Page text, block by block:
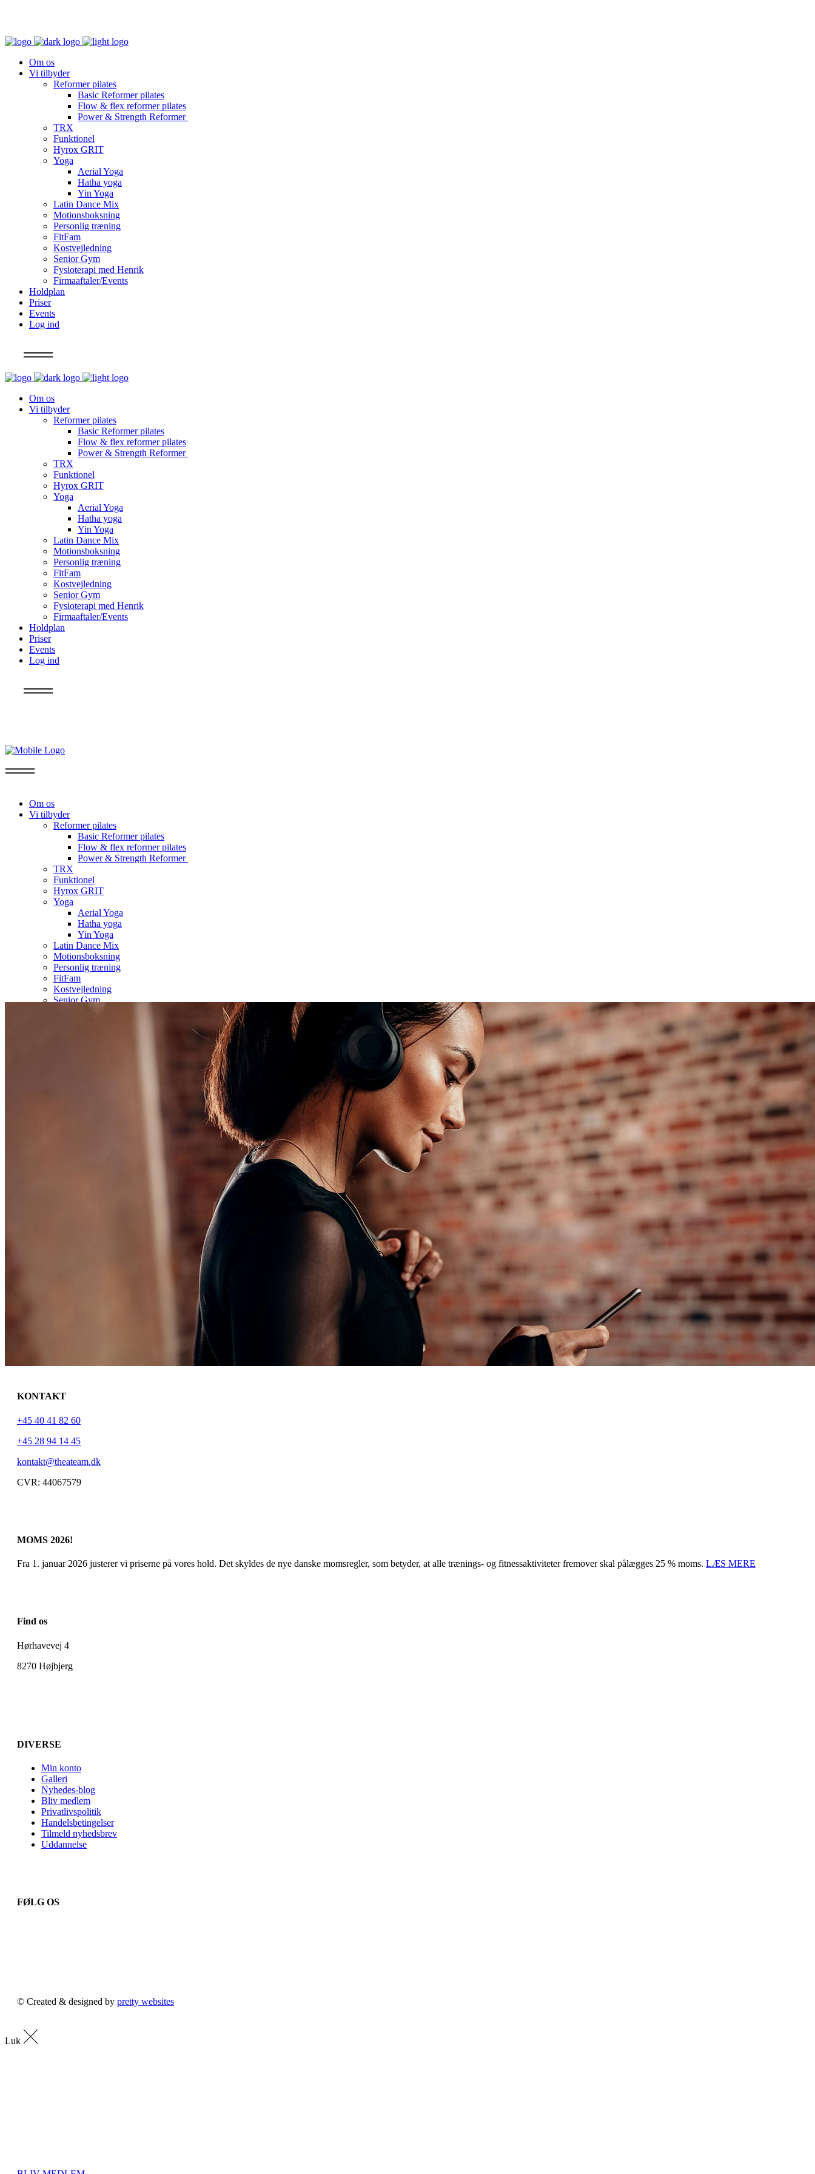
Om os
Vi tilbyder
Reformer pilates
Basic Reformer pilates
Flow & flex reformer pilates
Power & Strength Reformer
TRX
Funktionel
Hyrox GRIT
Yoga
Aerial Yoga
Hatha yoga
Yin Yoga
Latin Dance Mix
Motionsboksning
Personlig træning
FitFam
Kostvejledning
Senior Gym
Fysioterapi med Henrik
Firmaaftaler/Events
Holdplan
Priser
Events
Log ind
Om os
Vi tilbyder
Reformer pilates
Basic Reformer pilates
Flow & flex reformer pilates
Power & Strength Reformer
TRX
Funktionel
Hyrox GRIT
Yoga
Aerial Yoga
Hatha yoga
Yin Yoga
Latin Dance Mix
Motionsboksning
Personlig træning
FitFam
Kostvejledning
Senior Gym
Fysioterapi med Henrik
Firmaaftaler/Events
Holdplan
Priser
Events
Log ind
Om os
Vi tilbyder
Reformer pilates
Basic Reformer pilates
Flow & flex reformer pilates
Power & Strength Reformer
TRX
Funktionel
Hyrox GRIT
Yoga
Aerial Yoga
Hatha yoga
Yin Yoga
Latin Dance Mix
Motionsboksning
Personlig træning
FitFam
Kostvejledning
Senior Gym
Checkout
KONTAKT
+45 40 41 82 60
+45 28 94 14 45
kontakt@theateam.dk
CVR: 44067579
MOMS 2026!
Fra 1. januar 2026 justerer vi priserne på vores hold. Det skyldes de nye danske momsregler, som betyder, at alle trænings- og fitnessaktiviteter fremover skal pålægges 25 % moms. LÆS MERE
Find os
Hørhavevej 4
8270 Højbjerg
DIVERSE
Min konto
Galleri
Nyhedes-blog
Bliv medlem
Privatlivspolitik
Handelsbetingelser
Tilmeld nyhedsbrev
Uddannelse
FØLG OS
© Created & designed by pretty websites
Luk